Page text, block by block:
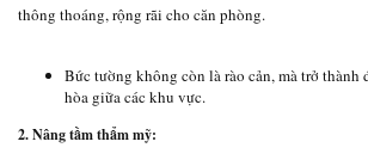
thông thoáng, rộng rãi cho căn phòng.
Bức tường không còn là rào cản, mà trở
hòa giữa các khu vực.
2. Nâng tầm thẩm mỹ: